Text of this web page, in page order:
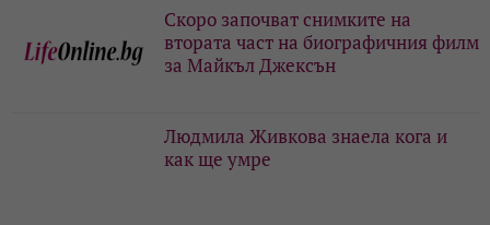
Скоро започват снимките на
втората част на биографичния филм
за Майкъл Джексън
Людмила Живкова знаела кога и
как ще умре